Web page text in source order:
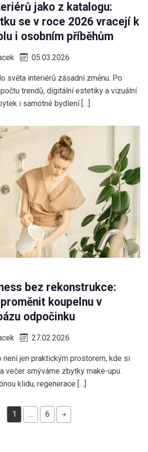
jako z katalogu:
se v roce 2026 vracejí k
i osobním příběhům
05.03.2026
světa interiérů zásadní změnu. Po
trendů, digitální estetiky a vizuální
i samotné bydlení […]
bez rekonstrukce:
koupelnu v
odpočinku
27.02.2026
není jen praktickým prostorem, kde si
večer smýváme zbytky make-upu.
klidu, regenerace […]
1 … 6